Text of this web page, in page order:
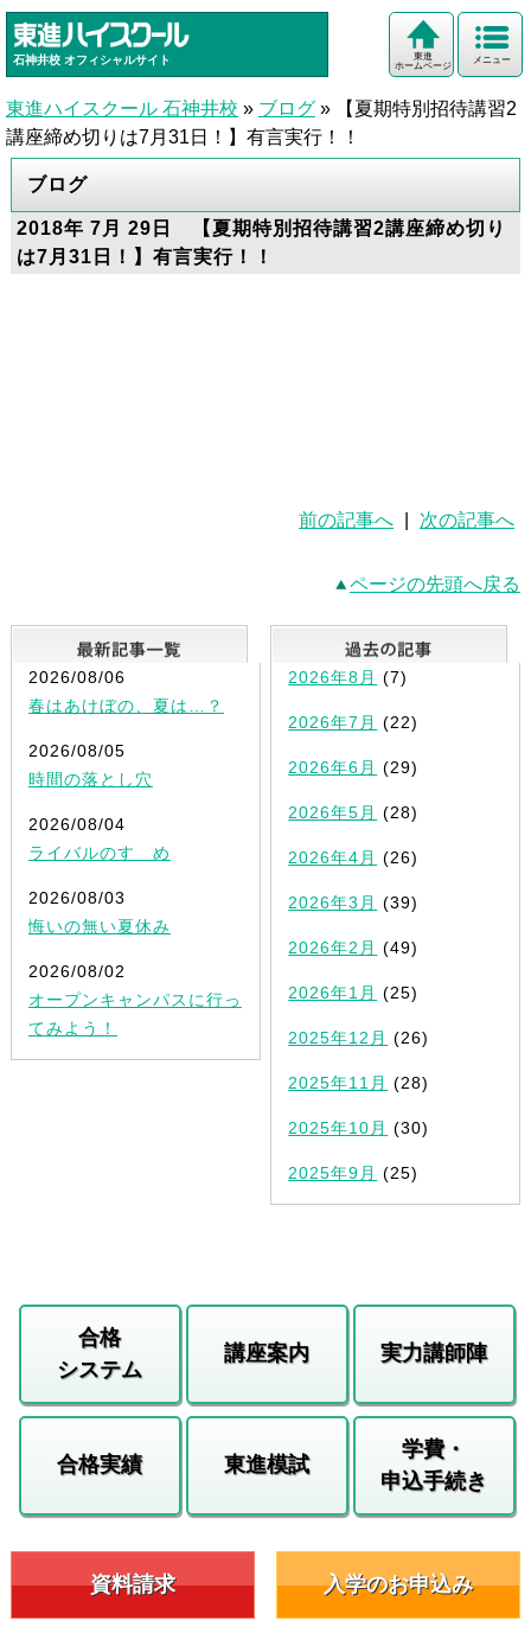
石神井校 オフィシャルサイト メニュー
東進
ホームページ
東進ハイスクール 石神井校 » ブログ »
【夏期特別招待講習2
講座締め切りは7月31日！】有言実行！！
ブログ
2018年 7月 29日 【夏期特別招待講習2講座締め切り
は7月31日！】有言実行！！
前の記事へ 次の記事へ
ページの先頭へ戻る
最新記事一覧
2026/08/06
春はあけぼの、夏は…？
2026/08/05
時間の落とし穴
2026/08/04
ライバルのすゝめ
2026/08/03
悔いの無い夏休み
2026/08/02
オープンキャンパスに行っ
てみよう！
2026年8月 (7)
2026年7月 (22)
2026年6月 (29)
2026年5月 (28)
2026年4月 (26)
2026年3月 (39)
2026年2月 (49)
2026年1月 (25)
2025年12月 (26)
2025年11月 (28)
2025年10月 (30)
2025年9月 (25)
合格
システム
講座案内 実力講師陣
合格実績 東進模試
学費・
申込手続き
資料請求 入学のお申込み